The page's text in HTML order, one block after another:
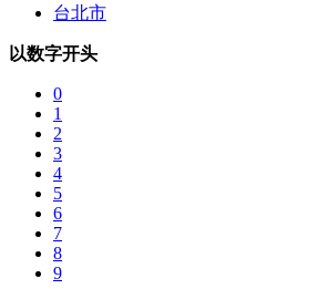
台北市
以数字开头
0
1
2
3
4
5
6
7
8
9